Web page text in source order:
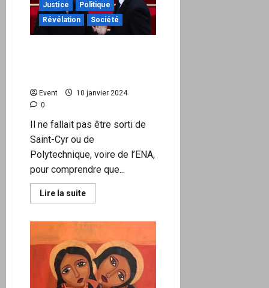
Justice
Politique
Révélation
Société
Event
10 janvier 2024
0
Il ne fallait pas être sorti de
Saint-Cyr ou de
Polytechnique, voire de l’ENA,
pour comprendre que...
Lire la suiteEn
savoir
Premier
ministre
:
pour
une
révision